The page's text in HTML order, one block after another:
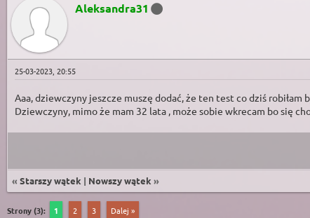
Aleksandra31
25-03-2023, 20:55
Aaa, dziewczyny jeszcze muszę dodać, że ten test co dziś
Dziewczyny, mimo że mam 32 lata , może sobie wkrecam bo się
« Starszy wątek | Nowszy wątek »
Strony (3): 1 2 3 Dalej »